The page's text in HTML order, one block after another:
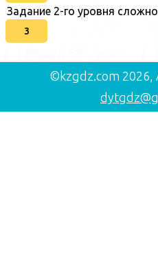
Задание 2-го уровня
3
©kzgdz.com 2026,